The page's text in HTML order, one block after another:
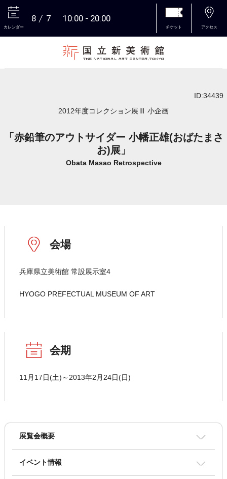
カレンダー
8 7 10:00 20:00
チケット アクセス
ID:34439
2012年度コレクション展Ⅲ 小企画
「赤鉛筆のアウトサイダー 小幡正雄(おばたまさ
お)展」
Obata Masao Retrospective
会場
兵庫県立美術館 常設展示室4
HYOGO PREFECTUAL MUSEUM OF ART
会期
11月17日(土)～2013年2月24日(日)
展覧会概要
イベント情報